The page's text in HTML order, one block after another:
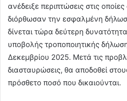
ανέδειξε περιπτώσεις στις οποίες
διόρθωσαν την εσφαλμένη
δίνεται τώρα δεύτερη
υποβολής τροποποιητικής
Δεκεμβρίου 2025. Μετά τις
διασταυρώσεις, θα αποδοθεί
πρόσθετο ποσό που δικαιούνται.